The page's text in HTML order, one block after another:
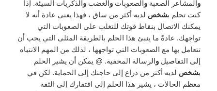
والمشاعر الصعبةوالصعوباتوالغضبوالذكريات السيئة. إذا
كنت تحلم بشخص لديه أكثر من ساق ، فهذا يعني عادة أنه لا
يمكنك الاتصال بنقاط قوتك للتغلب على الصعوبات التي
تواجهك. عادةً ما ينبئ هذا الحلم بالطريقة المثلى التي يجب أن
تتعامل بها مع الصعوبات التي تواجهها ، لذلك من المهم الانتباه
إلى التفاصيلوالرسالة المخفية. @ يمكن أن يشير الحلم
بشخص لديه أكثر من ذراع إلى حاجتك إلى الحماية. لكن في
معظم الحالات ، يشير هذا الحلم إلى افتقارك إلى الثقة